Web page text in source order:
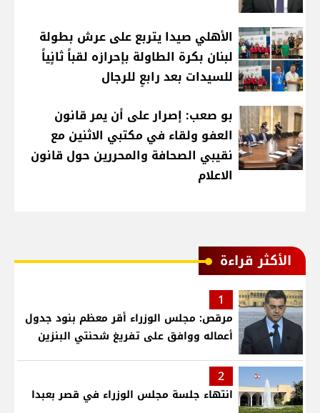
الأهلي صيدا يتربع على عرش بطولة
لبنان بكرة الطاولة بإحرازه لقباً ثانٍياً
للسيدات بعد رابعٍ للرجال
بو صعب: إصرار على أن يمر قانون
العفو ولقاء في مكتبي الاثنين مع
نقيبي الصحافة والمحررين حول قانون
الاعلام
الأكثر قراءة
1
مرقص: مجلس الوزراء أقر معظم بنود جدول
أعماله ووافق على تفريغ شحنتي البنزين
2
انتهاء جلسة مجلس الوزراء في قصر بعبدا